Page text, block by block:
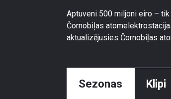
Aptuveni 500 miljoni eiro –
Čornobiļas
aktualizējusies Čornobiļas
Sezonas Klipi